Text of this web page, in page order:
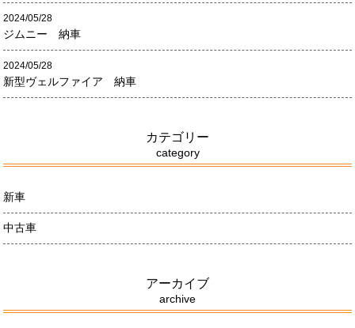
2024/05/28
ジムニー 納車
2024/05/28
新型ヴェルファイア 納車
カテゴリー
category
新車
中古車
アーカイブ
archive